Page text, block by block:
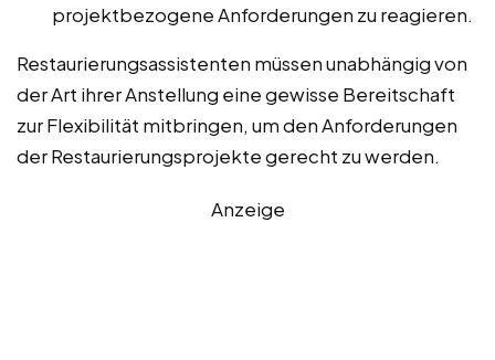
projektbezogene Anforderungen zu reagieren.
Restaurierungsassistenten müssen unabhängig von
der Art ihrer Anstellung eine gewisse Bereitschaft
zur Flexibilität mitbringen, um den Anforderungen
der Restaurierungsprojekte gerecht zu werden.
Anzeige